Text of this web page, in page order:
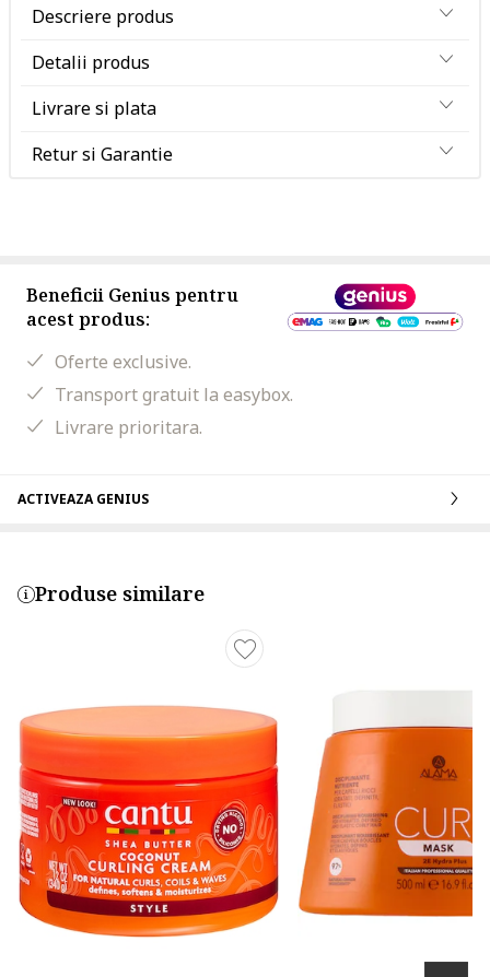
Descriere produs
Detalii produs
Livrare si plata
Retur si Garantie
Beneficii Genius pentru
acest produs:
Oferte exclusive.
Transport gratuit la easybox.
Livrare prioritara.
ACTIVEAZA GENIUS
Produse similare